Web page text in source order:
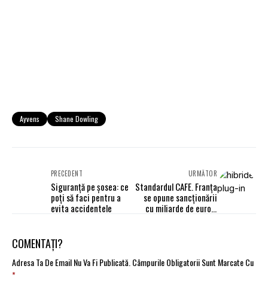
Ayvens Shane Dowling
PRECEDENT
Siguranță pe șosea: ce
poți să faci pentru a
evita accidentele
URMĂTOR
Standardul CAFE. Franța
se opune sancționării
cu miliarde de euro a
COMENTAȚI?
Adresa Ta De Email Nu Va Fi Publicată.Câmpurile Obligatorii Sunt Marcate Cu
*